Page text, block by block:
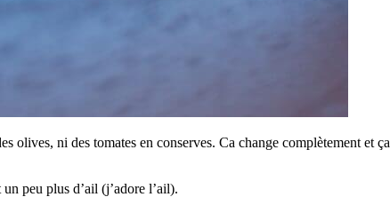
olives, ni des tomates en conserves. Ca change complètement et
peu plus d’ail (j’adore l’ail).